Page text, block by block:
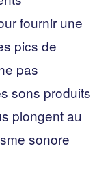
fournir une
pics de
pas
sons produits
plongent au
sonore